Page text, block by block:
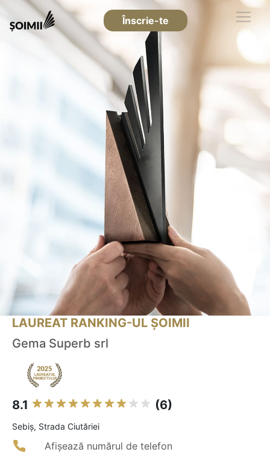
Înscrie-te
LAUREAT RANKING-UL ȘOIMII
Gema Superb srl
8.1 (6)
Sebiş, Strada Ciutăriei
Afișează numărul de telefon